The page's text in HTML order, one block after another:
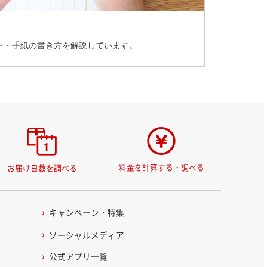
手紙の書き方を解説しています。
お届け日数を調べる 料金を計算する・調べる
キャンペーン・特集
ソーシャルメディア
公式アプリ一覧